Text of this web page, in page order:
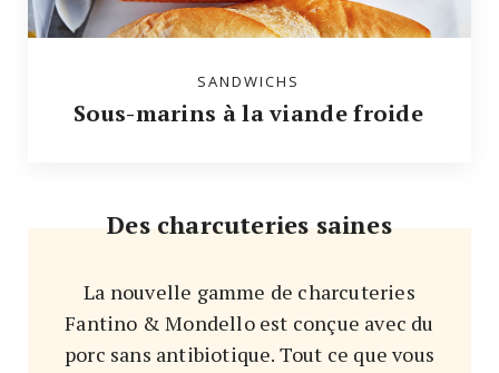
SANDWICHS
Sous-marins à la viande froide
Des charcuteries saines
La nouvelle gamme de charcuteries
Fantino & Mondello est conçue avec du
porc sans antibiotique. Tout ce que vous